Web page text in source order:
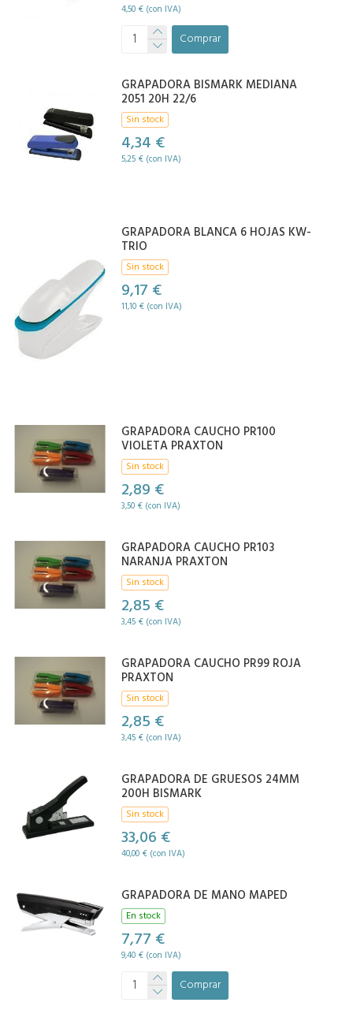
4,50 € (con IVA)
Comprar
GRAPADORA BISMARK MEDIANA
2051 20H 22/6
Sin stock
4,34 €
5,25 € (con IVA)
GRAPADORA BLANCA 6 HOJAS KW-
TRIO
Sin stock
9,17 €
11,10 € (con IVA)
GRAPADORA CAUCHO PR100
VIOLETA PRAXTON
Sin stock
2,89 €
3,50 € (con IVA)
GRAPADORA CAUCHO PR103
NARANJA PRAXTON
Sin stock
2,85 €
3,45 € (con IVA)
GRAPADORA CAUCHO PR99 ROJA
PRAXTON
Sin stock
2,85 €
3,45 € (con IVA)
GRAPADORA DE GRUESOS 24MM
200H BISMARK
Sin stock
33,06 €
40,00 € (con IVA)
GRAPADORA DE MANO MAPED
En stock
7,77 €
9,40 € (con IVA)
Comprar